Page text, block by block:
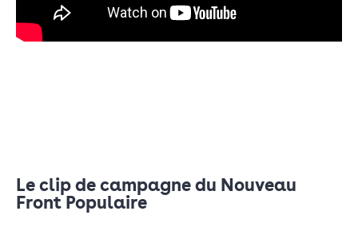
Le clip de campagne du Nouveau
Front Populaire